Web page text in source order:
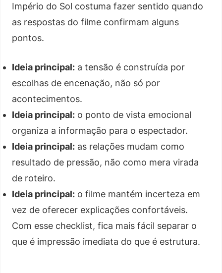
Império do Sol costuma fazer sentido quando
as respostas do filme confirmam alguns
pontos.
Ideia principal: a tensão é construída por
escolhas de encenação, não só por
acontecimentos.
Ideia principal: o ponto de vista emocional
organiza a informação para o espectador.
Ideia principal: as relações mudam como
resultado de pressão, não como mera virada
de roteiro.
Ideia principal: o filme mantém incerteza em
vez de oferecer explicações confortáveis.
Com esse checklist, fica mais fácil separar o
que é impressão imediata do que é estrutura.